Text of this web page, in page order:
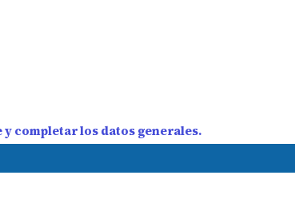
completar los datos generales.